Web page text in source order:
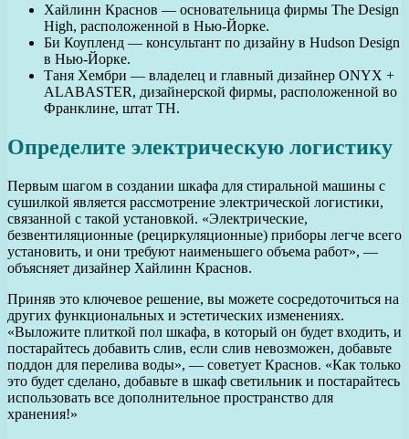
Хайлинн Краснов — основательница фирмы The Design
High, расположенной в Нью-Йорке.
Би Коупленд — консультант по дизайну в Hudson Design
в Нью-Йорке.
Таня Хембри — владелец и главный дизайнер ONYX +
ALABASTER, дизайнерской фирмы, расположенной во
Франклине, штат ТН.
Определите электрическую логистику
Первым шагом в создании шкафа для стиральной машины с
сушилкой является рассмотрение электрической логистики,
связанной с такой установкой. «Электрические,
безвентиляционные (рециркуляционные) приборы легче всего
установить, и они требуют наименьшего объема работ», —
объясняет дизайнер Хайлинн Краснов.
Приняв это ключевое решение, вы можете сосредоточиться на
других функциональных и эстетических изменениях.
«Выложите плиткой пол шкафа, в который он будет входить, и
постарайтесь добавить слив, если слив невозможен, добавьте
поддон для перелива воды», — советует Краснов. «Как только
это будет сделано, добавьте в шкаф светильник и постарайтесь
использовать все дополнительное пространство для
хранения!»